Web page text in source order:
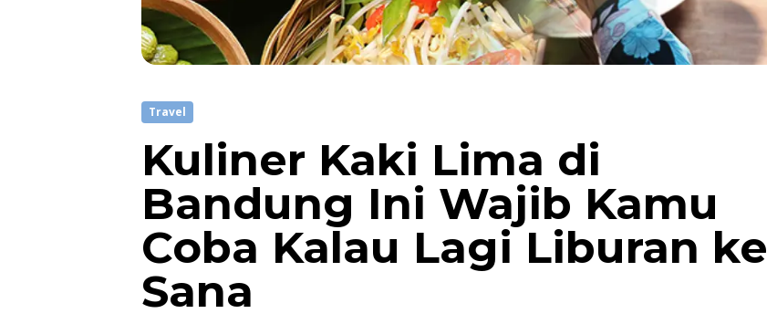
Travel
Kuliner Kaki Lima di
Bandung Ini Wajib Kamu
Coba Kalau Lagi Liburan ke
Sana